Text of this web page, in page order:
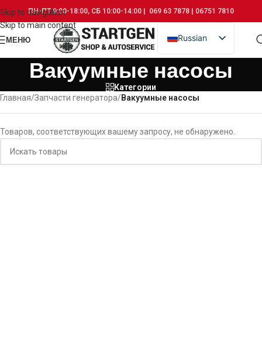
Skip to navigation
Skip to main content
ПН-ПТ 9:00-18:00, СБ 10:00-14:00 | 069 63 7878 | 06751 7810
МЕНЮ
Russian
Romanian
Вакуумные насосы
Категории
Главная/Запчасти генератора/Вакуумные насосы
Товаров, соответствующих вашему запросу, не обнаружено.